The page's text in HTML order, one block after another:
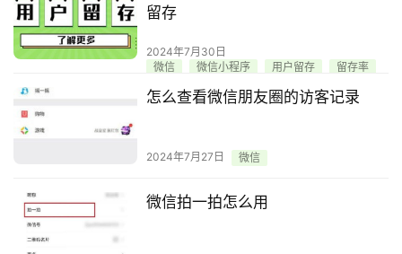
留存
2024年7月30日
微信
微信小程序 用户留存 留存率
怎么查看微信朋友圈的访客记录
2024年7月27日 微信
微信拍一拍怎么用